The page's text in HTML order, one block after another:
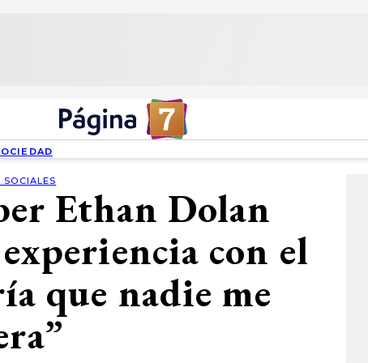
SOCIALES
Ethan Dolan
con el
que nadie me